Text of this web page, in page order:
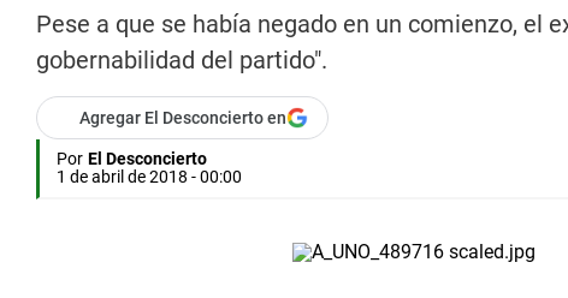
Pese a que se había negado en un comienzo, el
gobernabilidad del partido".
Agregar El Desconcierto en
Por El Desconcierto
1 de abril de 2018 - 00:00